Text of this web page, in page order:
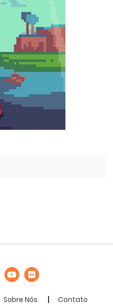
Sobre Nós Contato